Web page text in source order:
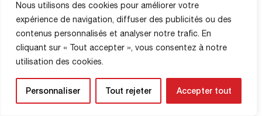
Nous utilisons des cookies pour améliorer votre
expérience de navigation, diffuser des publicités ou des
contenus personnalisés et analyser notre trafic. En
cliquant sur « Tout accepter », vous consentez à notre
utilisation des cookies.
Personnaliser Tout rejeter Accepter tout